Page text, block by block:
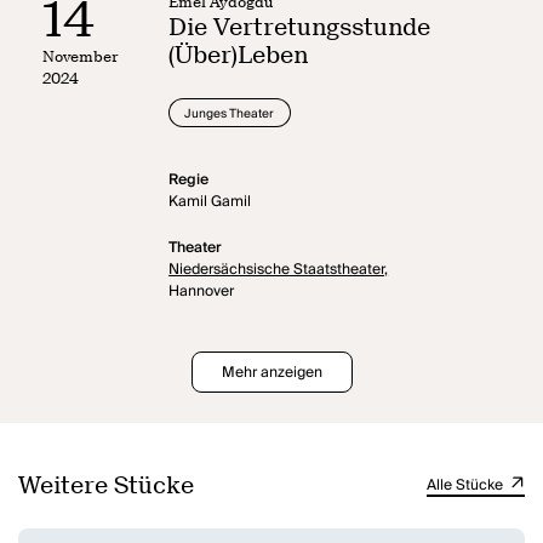
14
November
2024
Die Vertretungsstunde
(Über)Leben
Junges Theater
Regie
Kamil Gamil
Theater
Niedersächsische Staatstheater,
Hannover
Mehr anzeigen
Weitere Stücke Alle Stücke